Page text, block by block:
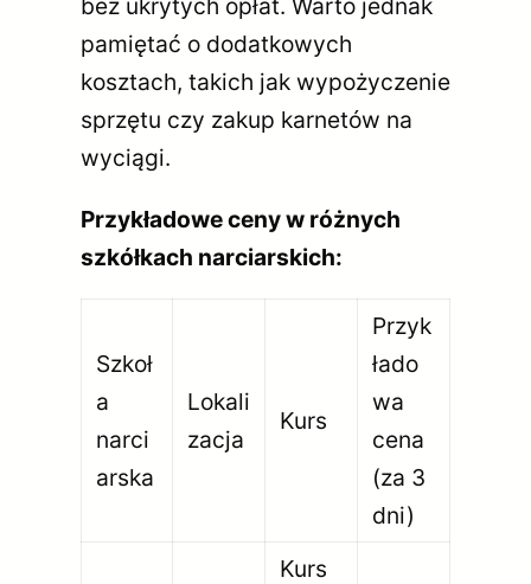
bez ukrytych opłat. Warto jednak
pamiętać o dodatkowych
kosztach, takich jak wypożyczenie
sprzętu czy zakup karnetów na
wyciągi.
Przykładowe ceny w różnych
szkółkach narciarskich:
Szkoł
a
narci
arska
Lokali
zacja
Kurs
Przyk
łado
wa
cena
(za 3
dni)
Kurs